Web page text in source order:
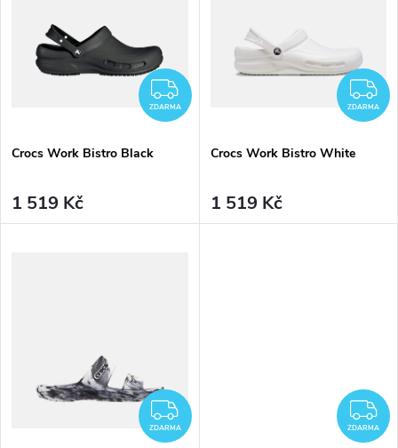
ZDARMA
ZDARMA
Crocs Work Bistro Black
1 519 Kč
ZDARMA
Crocs Work Bistro White
1 519 Kč
ZDARMA
ZDARMA ZDARMA